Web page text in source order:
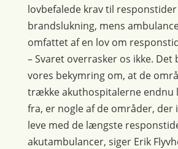
lovbefalede krav til
brandslukning, mens
omfattet af en lov om
– Svaret overrasker os ikke.
vores bekymring om, at de
trække akuthospitalerne
fra, er nogle af de områder, der
leve med de længste
akutambulancer, siger Erik